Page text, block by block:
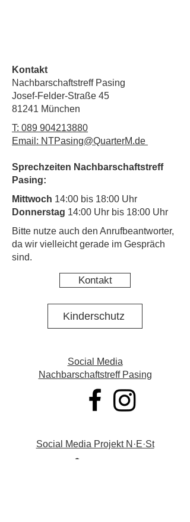
Kontakt
Nachbarschaftstreff Pasing
Josef-Felder-Straße 45
81241 München
T: 089 904213880
Email: NTPasing@QuarterM.de
Sprechzeiten Nachbarschaftstreff
Pasing:
Mittwoch 14:00 bis 18:00 Uhr
Donnerstag 14:00 Uhr bis 18:00 Uhr
​Bitte nutze auch den Anrufbeantworter,
da wir vielleicht gerade im Gespräch
sind.
Kontakt
Kinderschutz
Social Media
Nachbarschaftstreff Pasing
Social Media Projekt N·E·St